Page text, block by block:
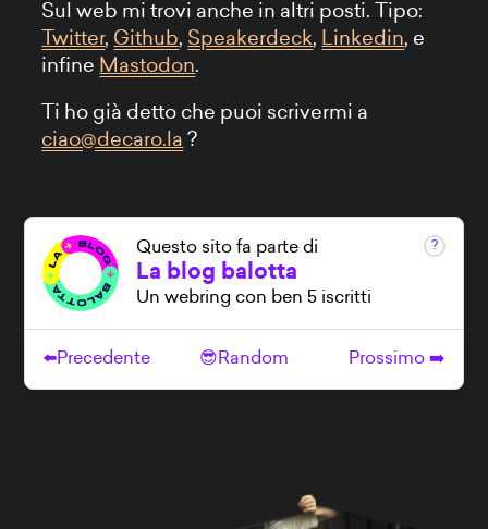
Sul web mi trovi anche in altri posti. Tipo:
Twitter, Github, Speakerdeck, Linkedin, e
infine Mastodon.
Ti ho già detto che puoi scrivermi a
ciao@decaro.la ?